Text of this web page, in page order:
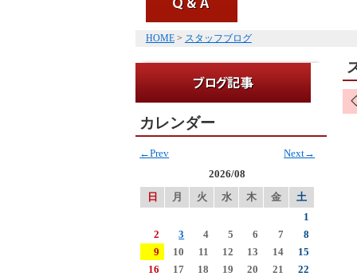
HOME> スタッフブログ
カレンダー
←Prev
Next→
2026/08
日
月 火 水 木 金
土
1
2
3 4 5 6 7
8
9
10 11 12 13 14
15
16
17 18 19 20 21
22